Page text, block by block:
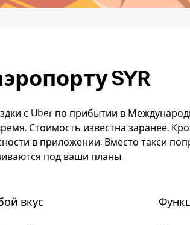
SYR
с Uber по прибытии в
Стоимость известна заранее.
в приложении. Вместо такси
под ваши планы.
вкус